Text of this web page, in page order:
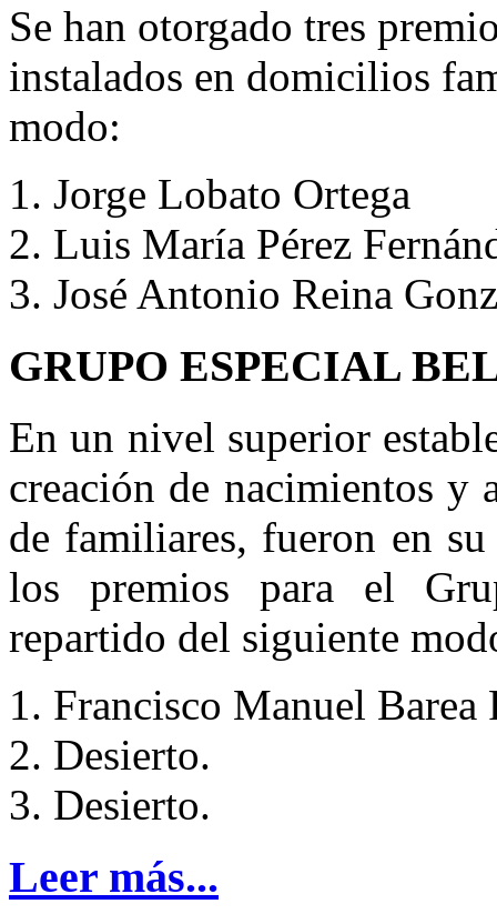
Se han otorgado tres
instalados en domicilios
modo:
Jorge Lobato Ortega
Luis María Pérez
José Antonio Reina
GRUPO ESPECIAL
En un nivel superior
creación de nacimientos y
de familiares, fueron en
los premios para el
repartido del siguiente
Francisco Manuel Barea
Desierto.
Desierto.
Leer más...